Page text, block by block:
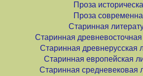
Проза
Проза
Старинная
Старинная древневосточная
Старинная древнерусская
Старинная европейская
Старинная средневековая